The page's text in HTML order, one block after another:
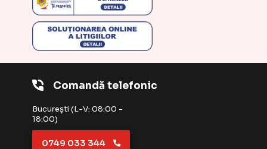
Comandă telefonic
București (L-V: 08:00 -
18:00)
0749 033 344